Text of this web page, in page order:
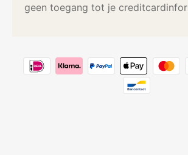
geen toegang tot je